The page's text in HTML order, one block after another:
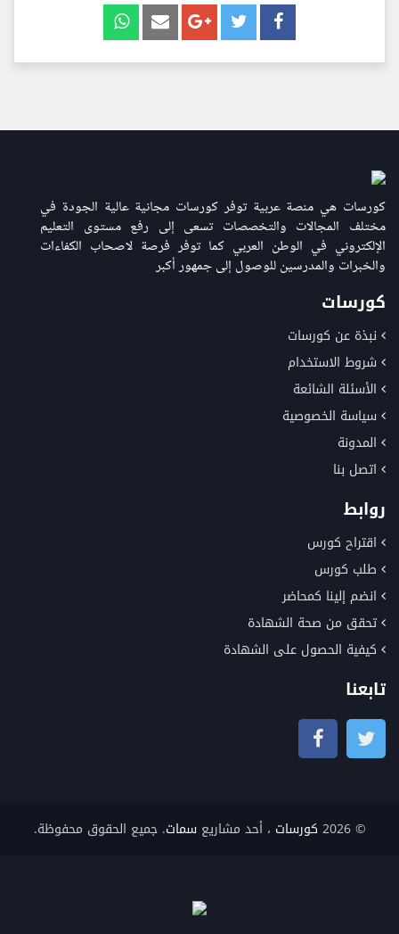
كورسات هي منصة عربية توفر كورسات مجانية عالية الجودة في
مختلف المجالات والتخصصات تسعى إلى رفع مستوى التعليم
الإلكتروني في الوطن العربي كما توفر فرصة لاصحاب الكفاءات
والخبرات والمدرسين للوصول إلى جمهور أكبر
كورسات
نبذة عن كورسات
شروط الاستخدام
الأسئلة الشائعة
سياسة الخصوصية
المدونة
اتصل بنا
روابط
اقتراح كورس
طلب كورس
انضم إلينا كمحاضر
تحقق من صحة الشهادة
كيفية الحصول على الشهادة
تابعنا
© 2026 كورسات ، أحد مشاريعسمات. جميع الحقوق محفوظة.